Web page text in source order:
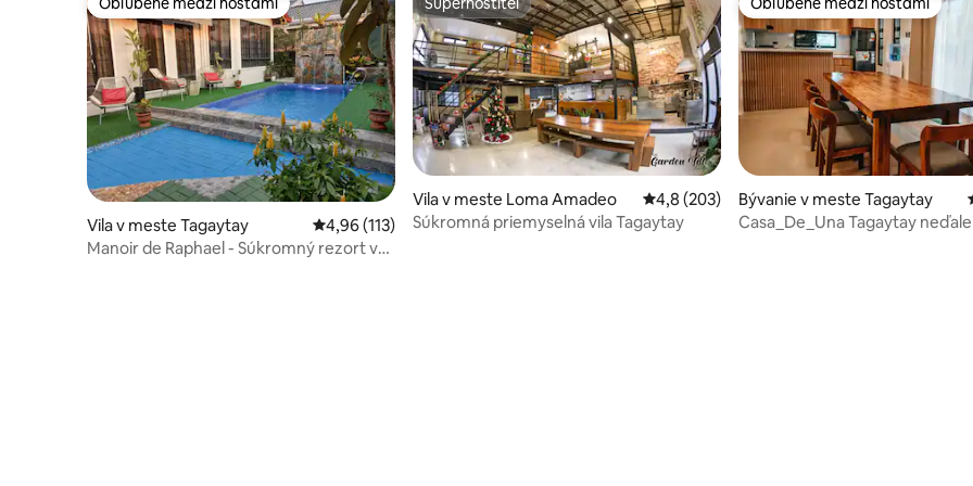
Obľúbené medzi hosťami
Vila v meste Tagaytay Priemerné ohodnotenie 4,96 z 5, počet hodnotení: 113
4,96 (113)
Manoir de Raphael - Súkromný rezort v
Superhostiteľ
Vila v meste Loma Amadeo Priemerné ohodnotenie 4,8 z 5, počet
4,8 (203)
Súkromná priemyselná vila Tagaytay
Obľúbené medzi hosťami
Bývanie v meste Tagaytay
Casa_De_Una Tagaytay